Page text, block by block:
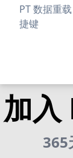
PT 数据重
捷键
加入
365